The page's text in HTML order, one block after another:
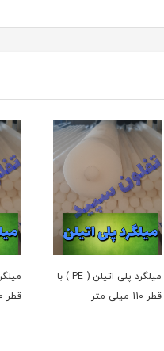
میلگرد پلی اتیلن ( PE ) با
قطر 11۰ میلی متر
قطر 11۰ میلی متر